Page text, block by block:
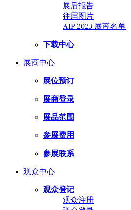
展后报告
往届图片
AIP 2023 展商名单
下载中心
展商中心
展位预订
展商登录
展品范围
参展费用
参展联系
观众中心
观众登记
观众注册